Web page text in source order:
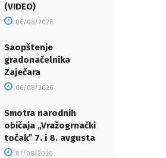
(VIDEO)
06/08/2026
Saopštenje
gradonačelnika
Zaječara
06/08/2026
Smotra narodnih
običaja „Vražogrnački
točakˮ 7. i 8. avgusta
07/08/2026